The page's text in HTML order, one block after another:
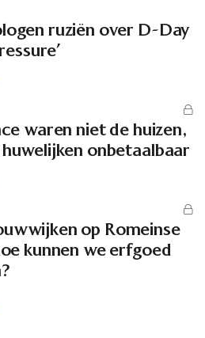
ruziën over D-Day
waren niet de huizen,
onbetaalbaar
op Romeinse
kunnen we erfgoed